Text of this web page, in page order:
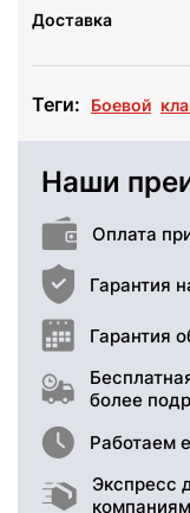
Доставка
Теги: Боевой
Наши
Оплата
Гарантия
Гарантия
более
Работаем
Экспресс